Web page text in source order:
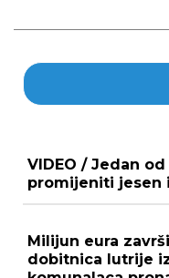
VIDEO / Jedan
promijeniti jesen
Milijun eura
dobitnica lutrije